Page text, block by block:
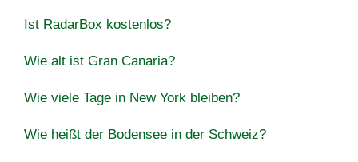
Ist RadarBox kostenlos?
Wie alt ist Gran Canaria?
Wie viele Tage in New York bleiben?
Wie heißt der Bodensee in der Schweiz?